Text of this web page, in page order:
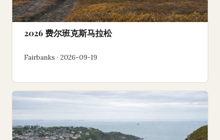
2026 费尔班克斯马拉松
Fairbanks · 2026-09-19